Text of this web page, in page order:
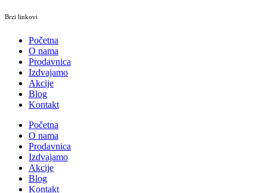
Brzi linkovi
Početna
O nama
Prodavnica
Izdvajamo
Akcije
Blog
Kontakt
Početna
O nama
Prodavnica
Izdvajamo
Akcije
Blog
Kontakt